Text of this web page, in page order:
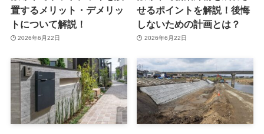
置するメリット・デメリッ
トについて解説！
2026年6月22日
せるポイントを解説！後悔
しないための計画とは？
2026年6月22日